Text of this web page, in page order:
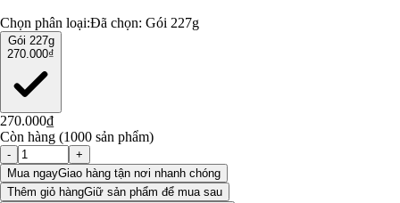
Chọn phân loại:Đã chọn: Gói 227g
Gói 227g
270.000₫
270.000₫
Còn hàng (1000 sản phẩm)
-
+
Mua ngayGiao hàng tận nơi nhanh chóng
Thêm giỏ hàngGiữ sản phẩm để mua sau